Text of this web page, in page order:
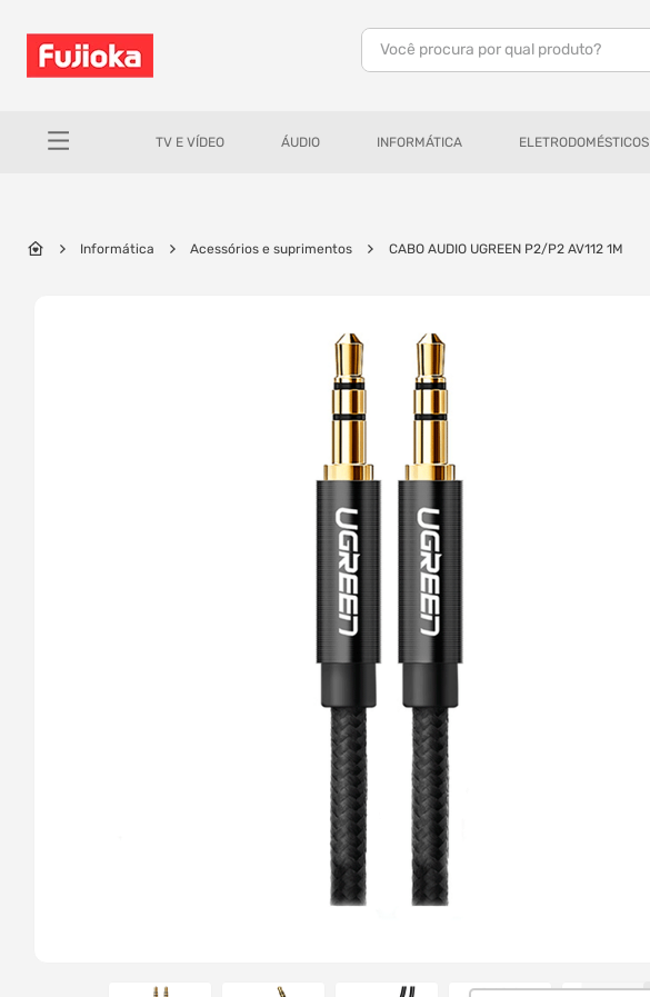
Você procura por qual produto?
TV E VÍDEO ÁUDIO INFORMÁTICA ELETRODOMÉSTICOS
Informática Acessórios e suprimentos CABO AUDIO UGREEN P2/P2 AV112 1M
4º
gamer
ar condicionado
10º caixa som